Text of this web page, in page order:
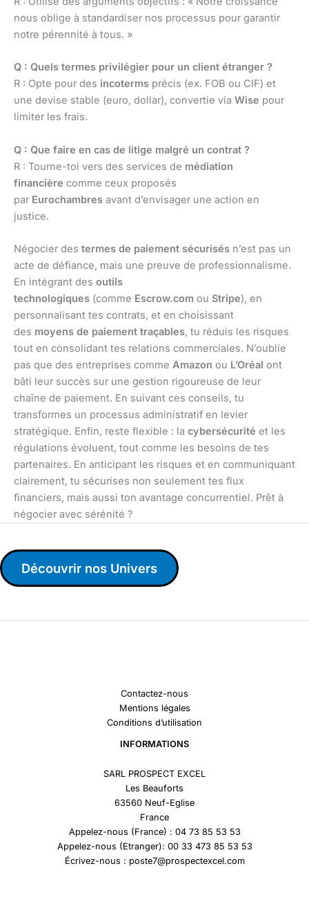
nous oblige à standardiser nos processus pour garantir
notre pérennité à tous. »
Q : Quels termes privilégier pour un client étranger ?
R : Opte pour des incoterms précis (ex. FOB ou CIF) et
une devise stable (euro, dollar), convertie via Wise pour
limiter les frais.
Q : Que faire en cas de litige malgré un contrat ?
R : Tourne-toi vers des services de médiation
financière comme ceux proposés
par Eurochambres avant d’envisager une action en
justice.
Négocier des termes de paiement sécurisés n’est pas un
acte de défiance, mais une preuve de professionnalisme.
En intégrant des outils
technologiques (comme Escrow.com ou Stripe), en
personnalisant tes contrats, et en choisissant
des moyens de paiement traçables, tu réduis les risques
tout en consolidant tes relations commerciales. N’oublie
pas que des entreprises comme Amazon ou L’Oréal ont
bâti leur succès sur une gestion rigoureuse de leur
chaîne de paiement. En suivant ces conseils, tu
transformes un processus administratif en levier
stratégique. Enfin, reste flexible : la cybersécurité et les
régulations évoluent, tout comme les besoins de tes
partenaires. En anticipant les risques et en communiquant
clairement, tu sécurises non seulement tes flux
financiers, mais aussi ton avantage concurrentiel. Prêt à
négocier avec sérénité ?
Découvrir nos Univers
Contactez-nous
Mentions légales
Conditions d’utilisation
INFORMATIONS
SARL PROSPECT EXCEL
Les Beauforts
63560 Neuf-Eglise
France
Appelez-nous (France) : 04 73 85 53 53
Appelez-nous (Etranger): 00 33 473 85 53 53
Écrivez-nous : poste7@prospectexcel.com